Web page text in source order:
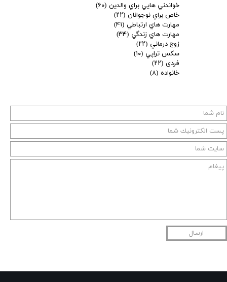
ارسال
خواندني هايي براي والدين (۶۰)
خاص براي نوجوانان (۲۲)
مهارت هاي ارتباطي (۴۱)
مهارت هاي زندگي (۳۴)
زوج درماني (۲۲)
سكس تراپي (۱۰)
فردی (۲۲)
خانواده (۸)